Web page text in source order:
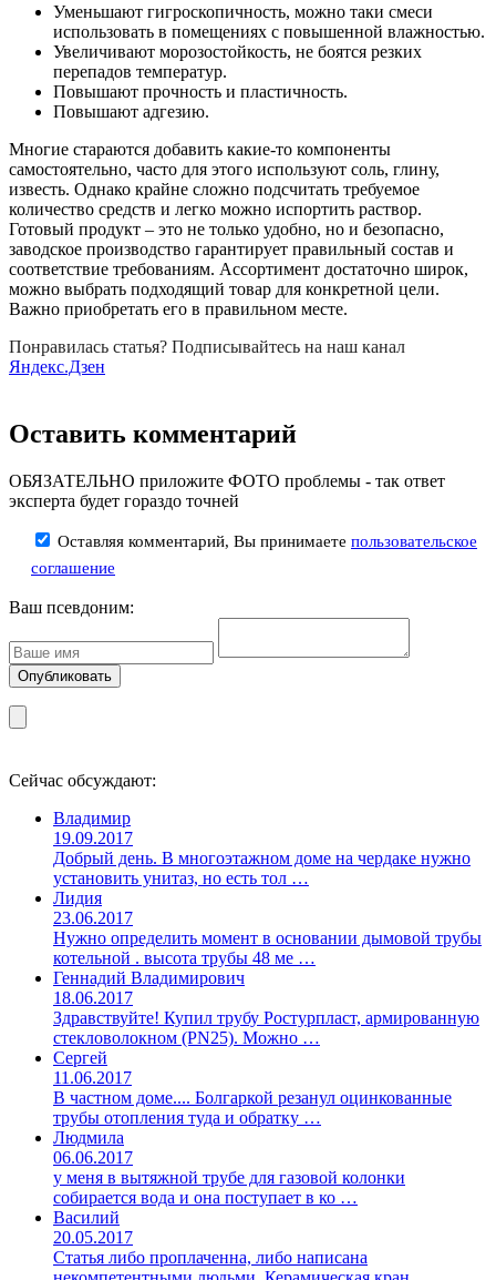
Уменьшают гигроскопичность, можно таки смеси
использовать в помещениях с повышенной влажностью.
Увеличивают морозостойкость, не боятся резких
перепадов температур.
Повышают прочность и пластичность.
Повышают адгезию.
Многие стараются добавить какие-то компоненты
самостоятельно, часто для этого используют соль, глину,
известь. Однако крайне сложно подсчитать требуемое
количество средств и легко можно испортить раствор.
Готовый продукт – это не только удобно, но и безопасно,
заводское производство гарантирует правильный состав и
соответствие требованиям. Ассортимент достаточно широк,
можно выбрать подходящий товар для конкретной цели.
Важно приобретать его в правильном месте.
Понравилась статья? Подписывайтесь на наш канал
Яндекс.Дзен
Оставить комментарий
ОБЯЗАТЕЛЬНО приложите ФОТО проблемы - так ответ
эксперта будет гораздо точней
Оставляя комментарий, Вы принимаете пользовательское
соглашение
Ваш псевдоним:
Сейчас обсуждают:
Владимир
19.09.2017
Добрый день. В многоэтажном доме на чердаке нужно
установить унитаз, но есть тол …
Лидия
23.06.2017
Нужно определить момент в основании дымовой трубы
котельной . высота трубы 48 ме …
Геннадий Владимирович
18.06.2017
Здравствуйте! Купил трубу Ростурпласт, армированную
стекловолокном (PN25). Можно …
Сергей
11.06.2017
В частном доме.... Болгаркой резанул оцинкованные
трубы отопления туда и обратку …
Людмила
06.06.2017
у меня в вытяжной трубе для газовой колонки
собирается вода и она поступает в ко …
Василий
20.05.2017
Статья либо проплаченна, либо написана